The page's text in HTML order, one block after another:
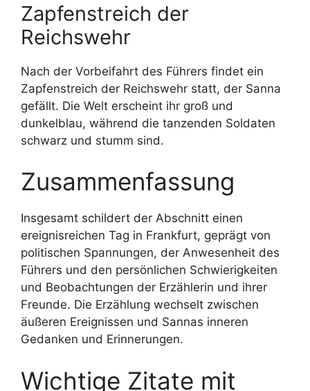
Zapfenstreich der
Reichswehr
Nach der Vorbeifahrt des Führers findet ein
Zapfenstreich der Reichswehr statt, der Sanna
gefällt. Die Welt erscheint ihr groß und
dunkelblau, während die tanzenden Soldaten
schwarz und stumm sind.
Zusammenfassung
Insgesamt schildert der Abschnitt einen
ereignisreichen Tag in Frankfurt, geprägt von
politischen Spannungen, der Anwesenheit des
Führers und den persönlichen Schwierigkeiten
und Beobachtungen der Erzählerin und ihrer
Freunde. Die Erzählung wechselt zwischen
äußeren Ereignissen und Sannas inneren
Gedanken und Erinnerungen.
Wichtige Zitate mit